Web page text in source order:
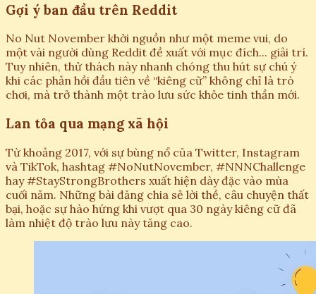
Gợi ý ban đầu trên Reddit
No Nut November khởi nguồn như một meme vui, do
một vài người dùng Reddit đề xuất với mục đích... giải trí.
Tuy nhiên, thử thách này nhanh chóng thu hút sự chú ý
khi các phản hồi đầu tiên về “kiêng cữ” không chỉ là trò
chơi, mà trở thành một trào lưu sức khỏe tinh thần mới.
Lan tỏa qua mạng xã hội
Từ khoảng 2017, với sự bùng nổ của Twitter, Instagram
và TikTok, hashtag #NoNutNovember, #NNNChallenge
hay #StayStrongBrothers xuất hiện dày đặc vào mùa
cuối năm. Những bài đăng chia sẻ lời thề, câu chuyện thất
bại, hoặc sự hào hứng khi vượt qua 30 ngày kiêng cữ đã
làm nhiệt độ trào lưu này tăng cao.